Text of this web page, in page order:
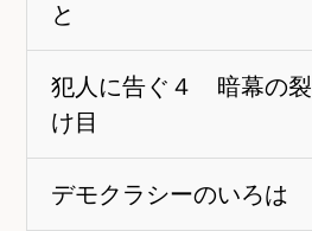
と
犯人に告ぐ４ 暗幕の裂
け目
デモクラシーのいろは